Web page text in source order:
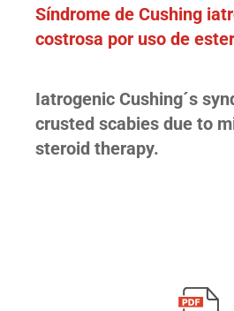
Síndrome de Cushing
costrosa por uso de
Iatrogenic Cushing´s
crusted scabies due to
steroid therapy.